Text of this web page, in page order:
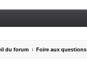
du forum Foire aux questions